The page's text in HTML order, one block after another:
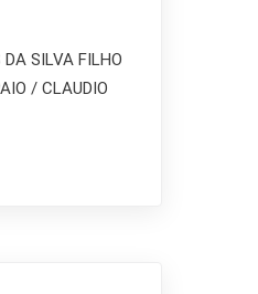
SILVA FILHO
/ CLAUDIO